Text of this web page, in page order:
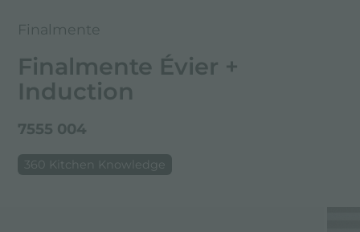
Finalmente
Finalmente Évier +
Induction
7555 004
360 Kitchen Knowledge